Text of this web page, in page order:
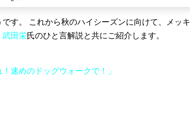
す。 これから秋のハイシーズンに向けて、メッキ
武田栄氏のひと言解説と共にご紹介します。
速めのドッグウォークで！」